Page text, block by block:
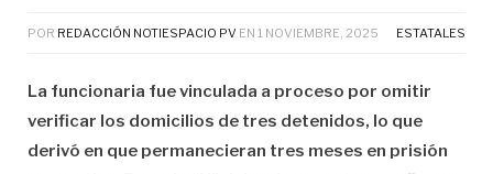
POR REDACCIÓN NOTIESPACIO PV EN 1 NOVIEMBRE, 2025 ESTATALES
La funcionaria fue vinculada a proceso por omitir
verificar los domicilios de tres detenidos, lo que
derivó en que permanecieran tres meses en prisión